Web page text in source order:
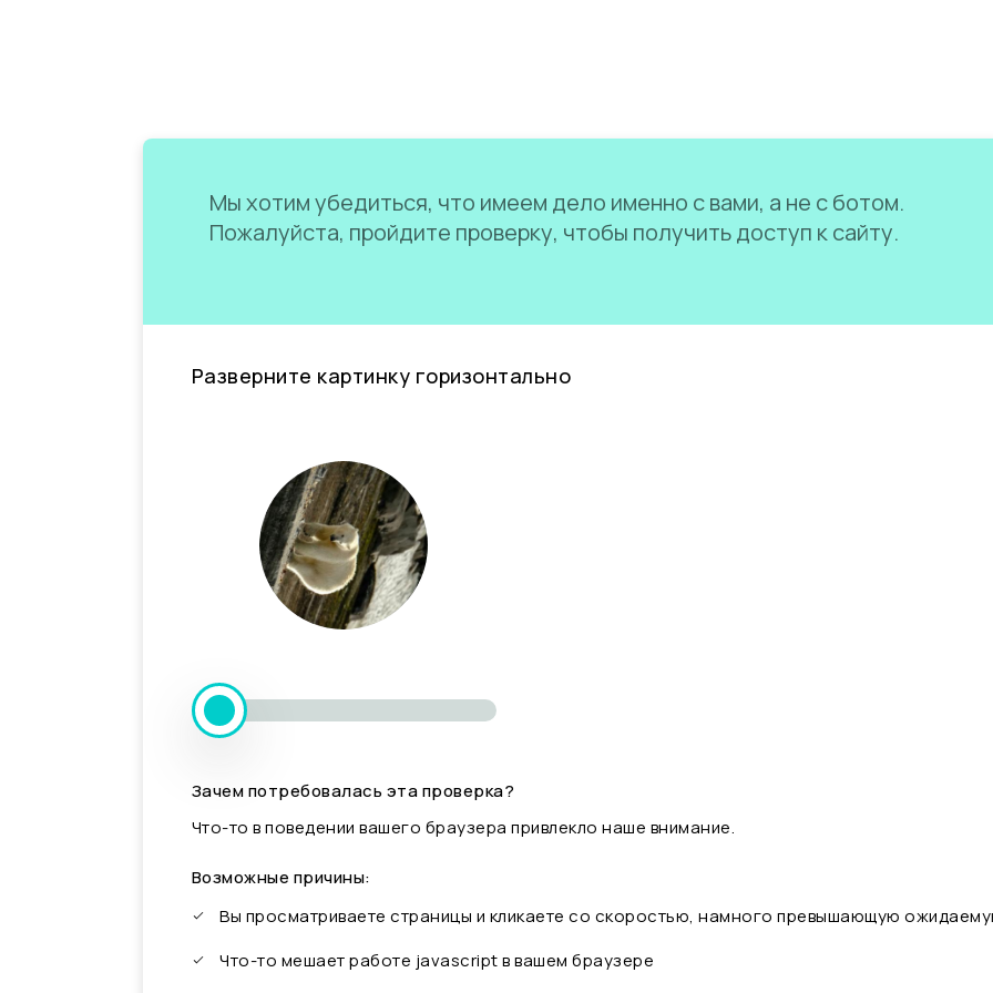
Мы хотим убедиться, что имеем дело именно с вами, а не с ботом.
Пожалуйста, пройдите проверку, чтобы получить доступ к сайту.
Разверните картинку горизонтально
Зачем потребовалась эта проверка?
Что-то в поведении вашего браузера привлекло наше внимание.
Возможные причины:
Вы просматриваете страницы и кликаете со скоростью, намного превышающую
Что-то мешает работе javascript в вашем браузере